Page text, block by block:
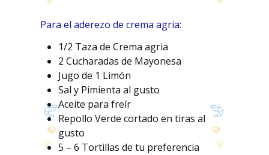
Para el aderezo de crema agria:
1/2 Taza de Crema agria
2 Cucharadas de Mayonesa
Jugo de 1 Limón
Sal y Pimienta al gusto
Aceite para freír
Repollo Verde cortado en tiras al
gusto
5 – 6 Tortillas de tu preferencia